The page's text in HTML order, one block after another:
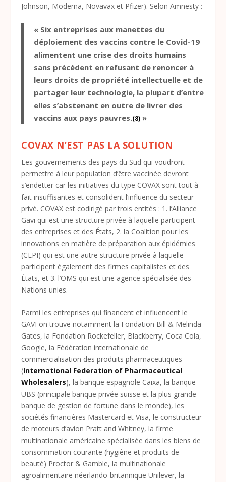
Johnson, Moderna, Novavax et Pfizer). Selon Amnesty :
« Six entreprises aux manettes du
déploiement des vaccins contre le Covid-19
alimentent une crise des droits humains
sans précédent en refusant de renoncer à
leurs droits de propriété intellectuelle et de
partager leur technologie, la plupart d’entre
elles s’abstenant en outre de livrer des
vaccins aux pays pauvres.(8) »
COVAX N’EST PAS LA SOLUTION
Les gouvernements des pays du Sud qui voudront
permettre à leur population d’être vaccinée devront
s’endetter car les initiatives du type COVAX sont tout à
fait insuffisantes et consolident l’influence du secteur
privé. COVAX est codirigé par trois entités : 1. l’Alliance
Gavi qui est une structure privée à laquelle participent
des entreprises et des États, 2. la Coalition pour les
innovations en matière de préparation aux épidémies
(CEPI) qui est une autre structure privée à laquelle
participent également des firmes capitalistes et des
États, et 3. l’OMS qui est une agence spécialisée des
Nations unies.
Parmi les entreprises qui financent et influencent le
GAVI on trouve notamment la Fondation Bill & Melinda
Gates, la Fondation Rockefeller, Blackberry, Coca Cola,
Google, la Fédération internationale de
commercialisation des produits pharmaceutiques
(International Federation of Pharmaceutical
Wholesalers), la banque espagnole Caixa, la banque
UBS (principale banque privée suisse et la plus grande
banque de gestion de fortune dans le monde), les
sociétés financières Mastercard et Visa, le constructeur
de moteurs d’avion Pratt and Whitney, la firme
multinationale américaine spécialisée dans les biens de
consommation courante (hygiène et produits de
beauté) Proctor & Gamble, la multinationale
agroalimentaire néerlando-britannique Unilever, la